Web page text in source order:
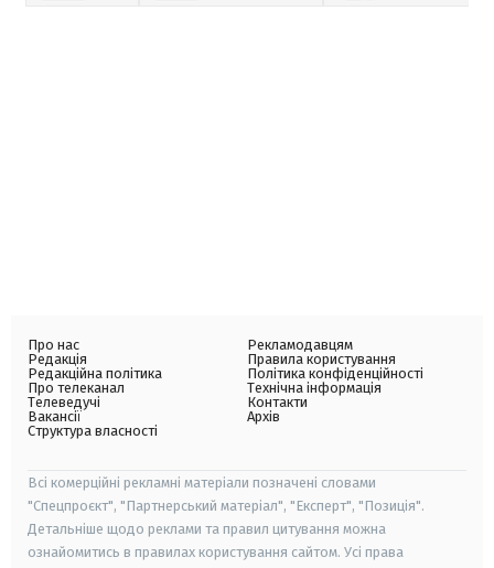
Про нас
Редакція
Редакційна політика
Про телеканал
Телеведучі
Вакансії
Структура власності
Рекламодавцям
Правила користування
Політика конфіденційності
Технічна інформація
Контакти
Архів
Всі комерційні рекламні матеріали позначені словами
"Спецпроєкт", "Партнерський матеріал", "Експерт", "Позиція".
Детальніше щодо реклами та правил цитування можна
ознайомитись в правилах користування сайтом. Усі права